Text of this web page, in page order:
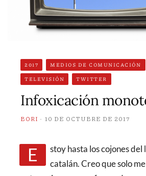
2017 MEDIOS DE COMUNICACIÓN
TELEVISIÓN TWITTER
Infoxicación
BORI 10 DE OCTUBRE DE 2017
Estoy hasta los cojones del llamado procés
catalán. Creo que solo